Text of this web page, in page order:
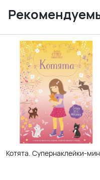
Котята. Супернаклейки-